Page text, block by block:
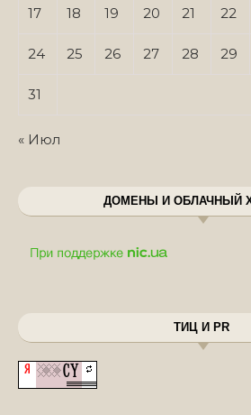
17 18 19 20 21 22
24 25 26 27 28 29
31
« Июл
ДОМЕНЫ И ОБЛАЧНЫЙ
ТИЦ И PR